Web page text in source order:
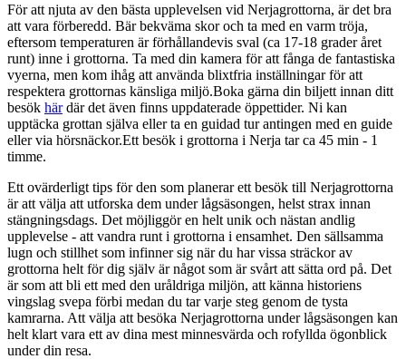
För att njuta av den bästa upplevelsen vid Nerjagrottorna, är det bra
att vara förberedd. Bär bekväma skor och ta med en varm tröja,
eftersom temperaturen är förhållandevis sval (ca 17-18 grader året
runt) inne i grottorna. Ta med din kamera för att fånga de fantastiska
vyerna, men kom ihåg att använda blixtfria inställningar för att
respektera grottornas känsliga miljö.Boka gärna din biljett innan ditt
besök härdär det även finns uppdaterade öppettider. Ni kan
upptäcka grottan själva eller ta en guidad tur antingen med en guide
eller via hörsnäckor.Ett besök i grottorna i Nerja tar ca 45 min - 1
timme.
Ett ovärderligt tips för den som planerar ett besök till Nerjagrottorna
är att välja att utforska dem under lågsäsongen, helst strax innan
stängningsdags. Det möjliggör en helt unik och nästan andlig
upplevelse - att vandra runt i grottorna i ensamhet. Den sällsamma
lugn och stillhet som infinner sig när du har vissa sträckor av
grottorna helt för dig själv är något som är svårt att sätta ord på. Det
är som att bli ett med den uråldriga miljön, att känna historiens
vingslag svepa förbi medan du tar varje steg genom de tysta
kamrarna. Att välja att besöka Nerjagrottorna under lågsäsongen kan
helt klart vara ett av dina mest minnesvärda och rofyllda ögonblick
under din resa.